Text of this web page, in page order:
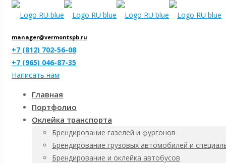
manager@vermontspb.ru
+7 (812) 702-56-08
+7 (965) 046-87-35
Написать нам
Главная
Портфолио
Оклейка транспорта
Брендирование газелей и фургонов
Брендирование грузовых автомобилей и
Брендирование и оклейка автобусов
0121 Пожарная